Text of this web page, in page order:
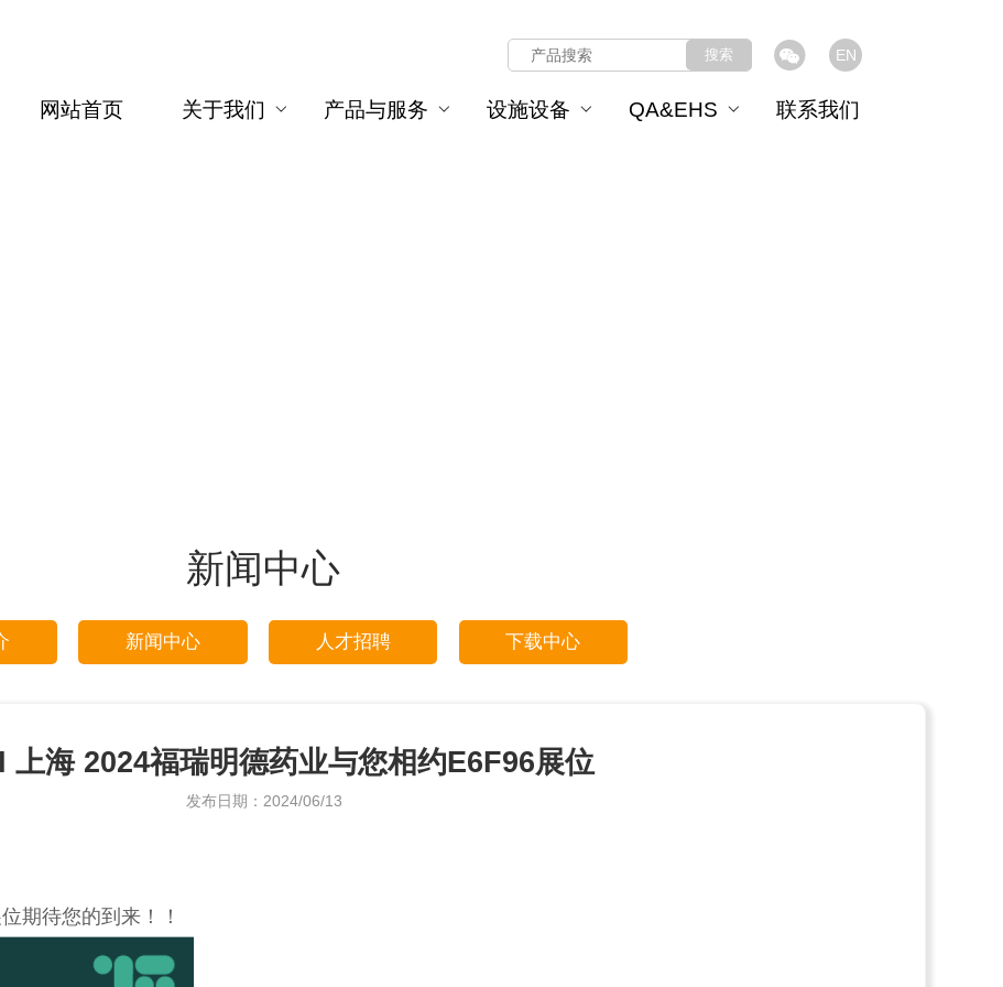
EN
搜索
网站首页 关于我们 产品与服务 设施设备 QA&EHS 联系我们
新闻中心
新闻中心 人才招聘 下载中心
上海 2024福瑞明德药业与您相约E6F96展位
发布日期：2024/06/13
期待您的到来！！